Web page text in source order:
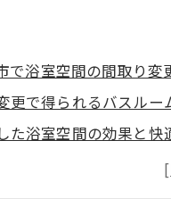
で浴室空間の間取り
更で得られるバスルー
た浴室空間の効果と快
ムリノベーションのト
スタイムを充実させる